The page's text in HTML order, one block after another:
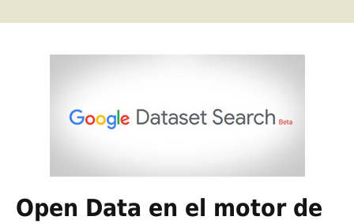
Open Data en el motor de